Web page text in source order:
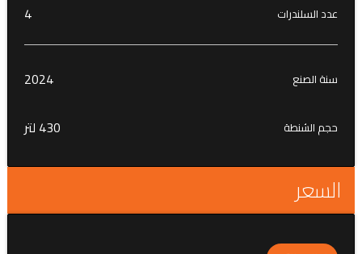
عدد السلندرات 4
سنة الصنع 2024
حجم الشنطة 430 لتر
السعر